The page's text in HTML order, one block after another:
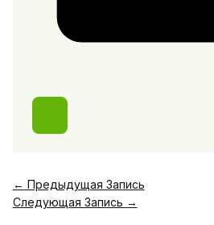
← Предыдущая Запись
Следующая Запись →